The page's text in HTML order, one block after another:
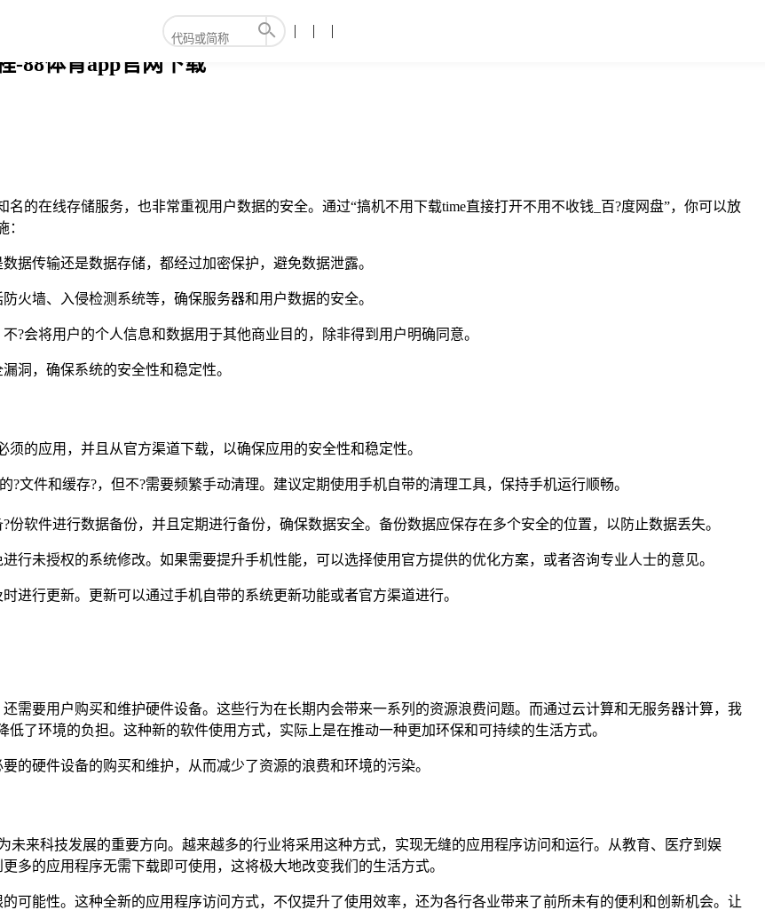
-88体育app官网下载
的在线存储服务，也非常重视用户数据的安全。通过“搞机不用下载time直接打开不用不收钱_百?度网盘”，你可以放
：
据传输还是数据存储，都经过加密保护，避免数据泄露。
火墙、入侵检测系统等，确保服务器和用户数据的安全。
?会将用户的个人信息和数据用于其他商业目的，除非得到用户明确同意。
洞，确保系统的安全性和稳定性。
的应用，并且从官方渠道下载，以确保应用的安全性和稳定性。
文件和缓存?，但不?需要频繁手动清理。建议定期使用手机自带的清理工具，保持手机运行顺畅。
软件进行数据备份，并且定期进行备份，确保数据安全。备份数据应保存在多个安全的位置，以防止数据丢失。
行未授权的系统修改。如果需要提升手机性能，可以选择使用官方提供的优化方案，或者咨询专业人士的意见。
进行更新。更新可以通过手机自带的系统更新功能或者官方渠道进行。
需要用户购买和维护硬件设备。这些行为在长期内会带来一系列的资源浪费问题。而通过云计算和无服务器计算，我
了环境的负担。这种新的软件使用方式，实际上是在推动一种更加环保和可持续的生活方式。
的硬件设备的购买和维护，从而减少了资源的浪费和环境的污染。
未来科技发展的重要方向。越来越多的行业将采用这种方式，实现无缝的应用程序访问和运行。从教育、医疗到娱
多的应用程序无需下载即可使用，这将极大地改变我们的生活方式。
可能性。这种全新的应用程序访问方式，不仅提升了使用效率，还为各行各业带来了前所未有的便利和创新机会。让